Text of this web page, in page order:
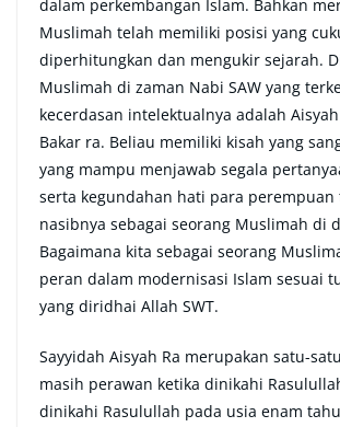
dalam perkembangan Islam. Bahkan
Muslimah telah memiliki posisi yang
diperhitungkan dan mengukir sejarah.
Muslimah di zaman Nabi SAW yang
kecerdasan intelektualnya adalah
Bakar ra. Beliau memiliki kisah yang
yang mampu menjawab segala
serta kegundahan hati para perempuan
nasibnya sebagai seorang Muslimah di
Bagaimana kita sebagai seorang
peran dalam modernisasi Islam sesuai
yang diridhai Allah SWT.
Sayyidah Aisyah Ra merupakan satu-
masih perawan ketika dinikahi
dinikahi Rasulullah pada usia enam